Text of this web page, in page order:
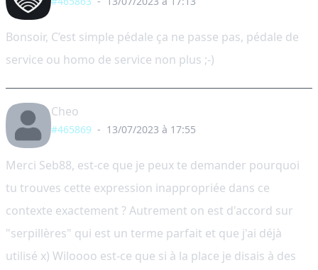
Bonsoir, C’est simple pédale ça ne passe pas, pédale de
service ou homo de service non plus ;-)
Cheo
#465869 - 13/07/2023 à 17:55
Merci Seb88, est-ce que je peux te demander pourquoi
tu trouves cette expression inappropriée dans ce
contexte exactement ? Autrement on est d'accord sur
"serpillères" qui est un terme parfait et que j'ai déjà
utilisé x) Wiloooo est-ce que si à la place je disais à des